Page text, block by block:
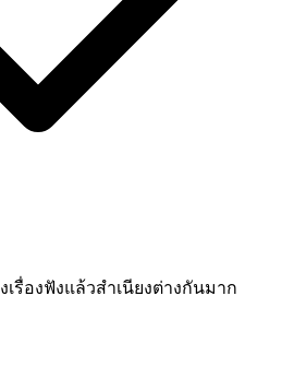
รื่องฟังแล้วสำเนียงต่างกันมาก